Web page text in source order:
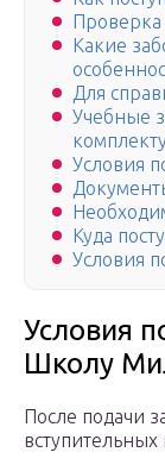
Какие
Для
Учебные
Условия
Куда
Условия
Условия
Школу
После подачи